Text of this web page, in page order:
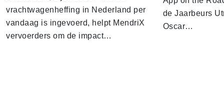
vrachtwagenheffing in Nederland per
vandaag is ingevoerd, helpt MendriX
vervoerders om de impact…
de Jaarbeurs
Oscar…